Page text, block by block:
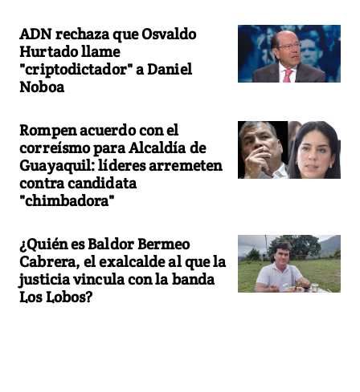
ADN rechaza que Osvaldo
Hurtado llame
"criptodictador" a Daniel
Noboa
Rompen acuerdo con el
correísmo para Alcaldía de
Guayaquil: líderes arremeten
contra candidata
"chimbadora"
¿Quién es Baldor Bermeo
Cabrera, el exalcalde al que la
justicia vincula con la banda
Los Lobos?